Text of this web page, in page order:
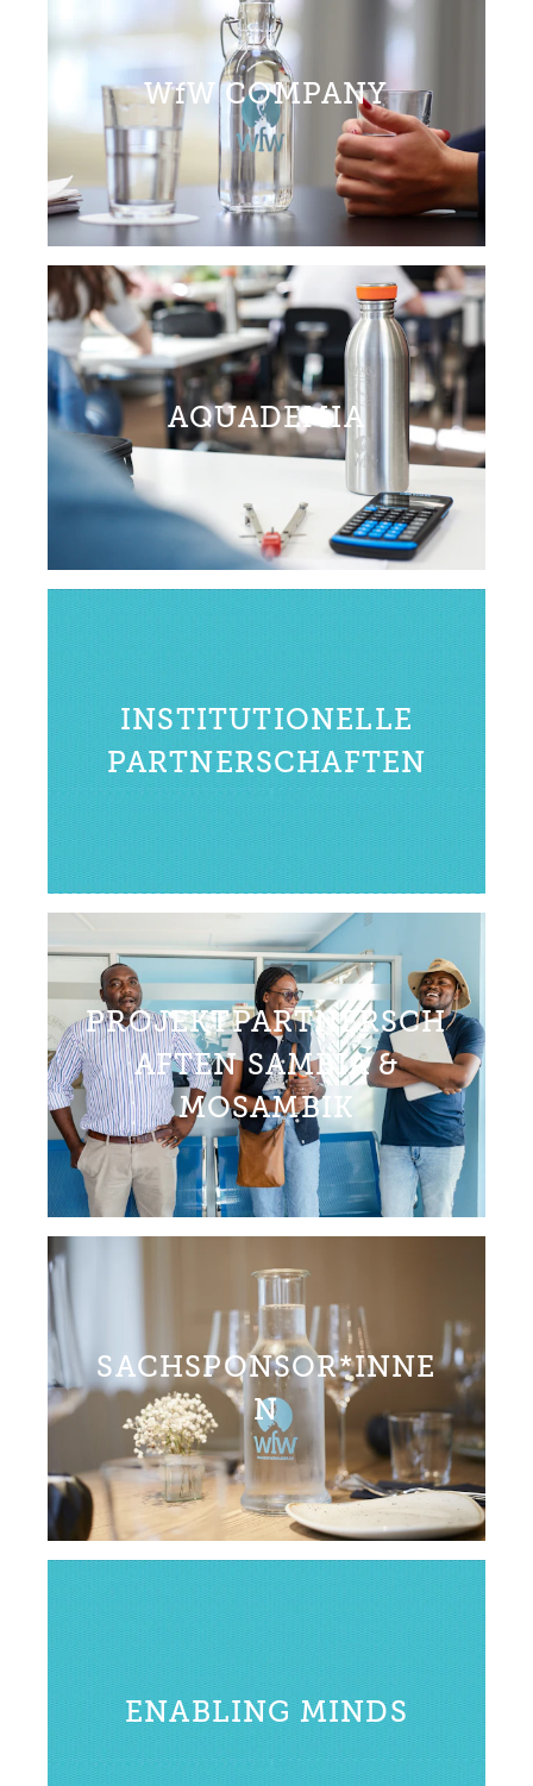
WfW COMPANY
AQUADEMIA
INSTITUTIONELLE
PARTNERSCHAFTEN
PROJEKTPARTNERSCH
AFTEN SAMBIA &
MOSAMBIK
SACHSPONSOR*INNE
N
ENABLING MINDS